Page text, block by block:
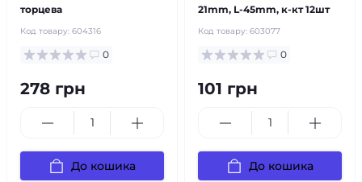
торцева
Код товару: 604316
0
278 грн
До кошика
21mm, L-45mm, к-кт 12шт
Код товару: 603077
0
101 грн
До кошика